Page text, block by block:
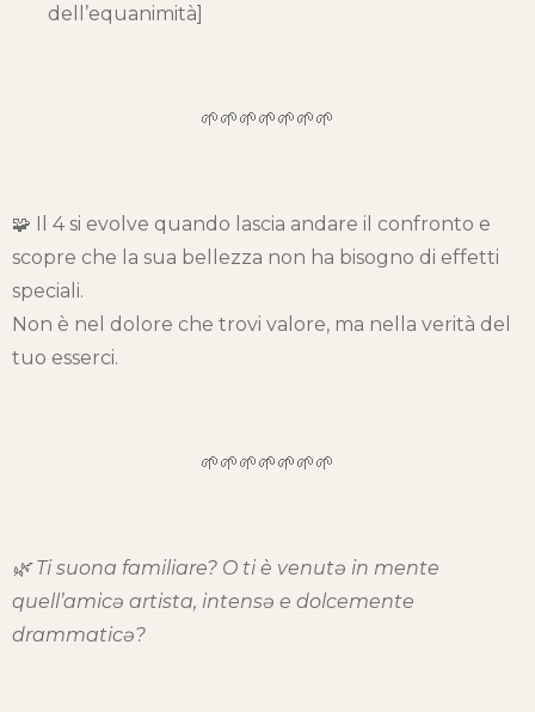
dell’equanimità]
🌱🌱🌱🌱🌱🌱🌱
🧩 Il 4 si evolve quando lascia andare il confronto e
scopre che la sua bellezza non ha bisogno di effetti
speciali.
Non è nel dolore che trovi valore, ma nella verità del
tuo esserci.
🌱🌱🌱🌱🌱🌱🌱
🌿 Ti suona familiare? O ti è venutə in mente
quell’amicə artista, intensə e dolcemente
drammaticə?